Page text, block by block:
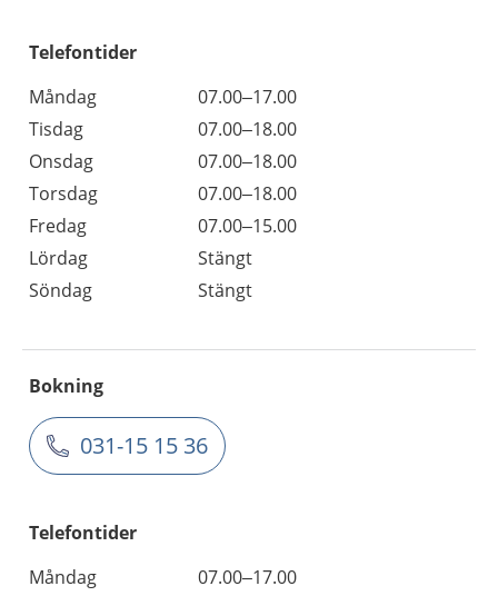
Telefontider
Måndag
07.00–17.00
Tisdag
07.00–18.00
Onsdag
07.00–18.00
Torsdag
07.00–18.00
Fredag
07.00–15.00
Lördag
Stängt
Söndag
Stängt
Bokning
031-15 15 36
Telefontider
Måndag
07.00–17.00